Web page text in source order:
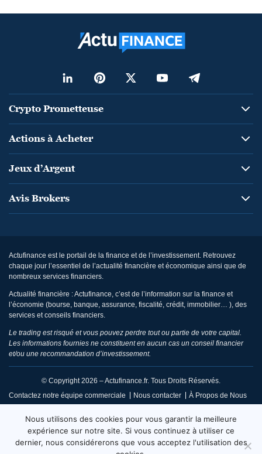
Crypto Prometteuse
Actions à Acheter
Jeux d’Argent
Avis Brokers
Actufinance est le portail de la finance et de l’investissement. Retrouvez
chaque jour l’essentiel de l’actualité financière et économique ainsi que de
nombreux services financiers.
Actualité financière : Actufinance, c’est de l’information sur la finance et
l’économie (bourse, banque, assurance, fiscalité, crédit, immobilier… ), des
services et conseils financiers.
Le trading est risqué et vous pouvez perdre tout ou partie de votre capital.
Les informations fournies ne constituent en aucun cas un conseil financier
et/ou une recommandation d’investissement.
© Copyright 2026 – Actufinance.fr. Tous Droits Réservés.
Contactez notre équipe commerciale
Nous contacter À Propos de Nous
Politique de Réclamation Éditoriale Code de Conduite
Code de Déontologie Conditions d’Utilisation
Nous utilisons des cookies pour vous garantir la meilleure
expérience sur notre site. Si vous continuez à utiliser ce
dernier, nous considérerons que vous acceptez l'utilisation des